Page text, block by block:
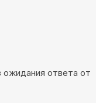
ответа от